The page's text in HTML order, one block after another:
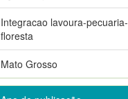
Integracao lavoura-pecuaria-
floresta
Mato Grosso